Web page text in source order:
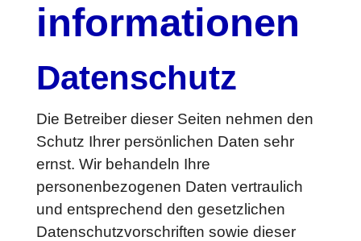
informationen
Datenschutz
Die Betreiber dieser Seiten nehmen den
Schutz Ihrer persönlichen Daten sehr
ernst. Wir behandeln Ihre
personenbezogenen Daten vertraulich
und entsprechend den gesetzlichen
Datenschutzvorschriften sowie dieser